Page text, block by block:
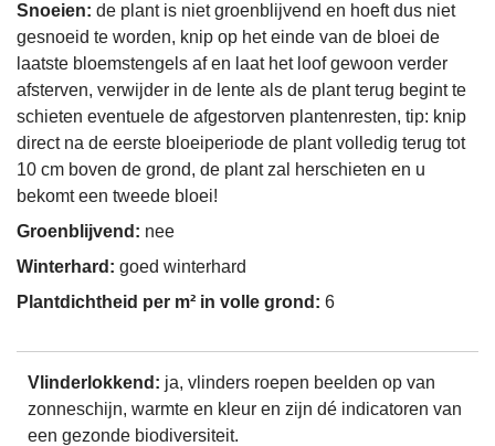
Snoeien: de plant is niet groenblijvend en hoeft dus niet
gesnoeid te worden, knip op het einde van de bloei de
laatste bloemstengels af en laat het loof gewoon verder
afsterven, verwijder in de lente als de plant terug begint te
schieten eventuele de afgestorven plantenresten, tip: knip
direct na de eerste bloeiperiode de plant volledig terug tot
10 cm boven de grond, de plant zal herschieten en u
bekomt een tweede bloei!
Groenblijvend: nee
Winterhard: goed winterhard
Plantdichtheid per m² in volle grond: 6
Vlinderlokkend: ja, vlinders roepen beelden op van
zonneschijn, warmte en kleur en zijn dé indicatoren van
een gezonde biodiversiteit.